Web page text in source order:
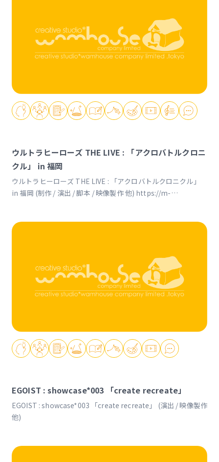
ウルトラヒーローズ THE LIVE : 「アクロバトルクロニ
クル」 in 福岡
ウルトラヒーローズ THE LIVE : 「アクロバトルクロニクル」
in 福岡 (制作 / 演出 / 脚本 / 映像製作 他) https://m-
EGOIST : showcase*003 「create recreate」
EGOIST : showcase*003 「create recreate」 (演出 / 映像製作
他)